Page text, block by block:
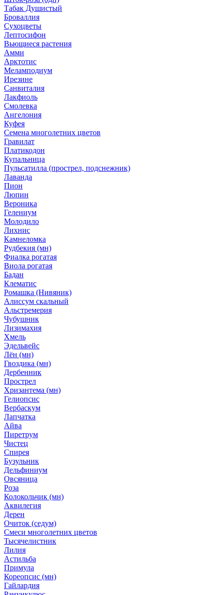
Табак Душистый
Броваллия
Сухоцветы
Лептосифон
Вьющиеся растения
Амми
Арктотис
Меламподиум
Ирезине
Санвиталия
Лакфиоль
Смолевка
Ангелония
Куфея
Семена многолетних цветов
Гравилат
Платикодон
Купальница
Пульсатилла (прострел, подснежник)
Лаванда
Пион
Люпин
Вероника
Гелениум
Молодило
Лихнис
Камнеломка
Рудбекия (мн)
Фиалка рогатая
Виола рогатая
Бадан
Клематис
Ромашка (Нивяник)
Алиссум скальный
Альстремерия
Чубушник
Лизимахия
Хмель
Эдельвейс
Лён (мн)
Гвоздика (мн)
Дербенник
Прострел
Хризантема (мн)
Гелиопсис
Вербаскум
Лапчатка
Айва
Пиретрум
Чистец
Спирея
Бузульник
Дельфиниум
Овсяница
Роза
Колокольчик (мн)
Аквилегия
Дерен
Очиток (седум)
Смеси многолетних цветов
Тысячелистник
Лилия
Астильба
Примула
Кореопсис (мн)
Гайлардия